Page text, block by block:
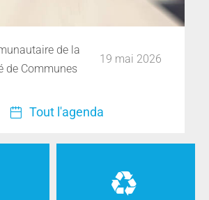
de la
de Communes
19 mai 2026
Tout l'agenda